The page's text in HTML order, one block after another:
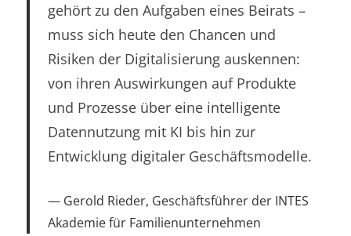
gehört zu den Aufgaben eines Beirats –
muss sich heute den Chancen und
Risiken der Digitalisierung auskennen:
von ihren Auswirkungen auf Produkte
und Prozesse über eine intelligente
Datennutzung mit KI bis hin zur
Entwicklung digitaler Geschäftsmodelle.
Gerold Rieder, Geschäftsführer der INTES
Akademie für Familienunternehmen